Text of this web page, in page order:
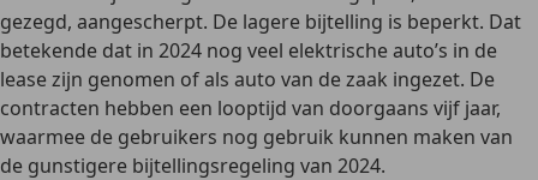
gezegd, aangescherpt. De lagere bijtelling is beperkt. Dat
betekende dat in 2024 nog veel elektrische auto’s in de
leasezijn genomen of als auto van de zaak ingezet. De
contracten hebben een looptijd van doorgaans vijf jaar,
waarmee de gebruikers nog gebruik kunnen maken van
de gunstigere bijtellingsregeling van 2024.